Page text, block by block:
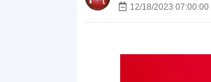
12/18/2023 07:00:00